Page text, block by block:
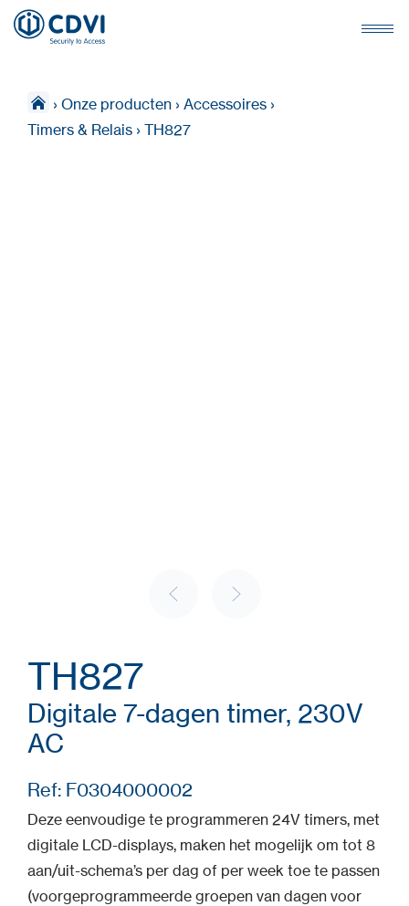
› Onze producten › Accessoires ›
Timers & Relais › TH827
TH827
Digitale 7-dagen timer, 230V
AC
Ref: F0304000002
Deze eenvoudige te programmeren 24V timers, met
digitale LCD-displays, maken het mogelijk om tot 8
aan/uit-schema’s per dag of per week toe te passen
(voorgeprogrammeerde groepen van dagen voor